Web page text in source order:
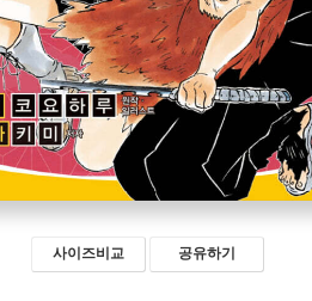
사이즈비교 공유하기